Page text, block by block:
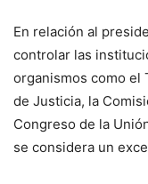
En relación al
controlar las
organismos como el
de Justicia, la
Congreso de la
se considera un